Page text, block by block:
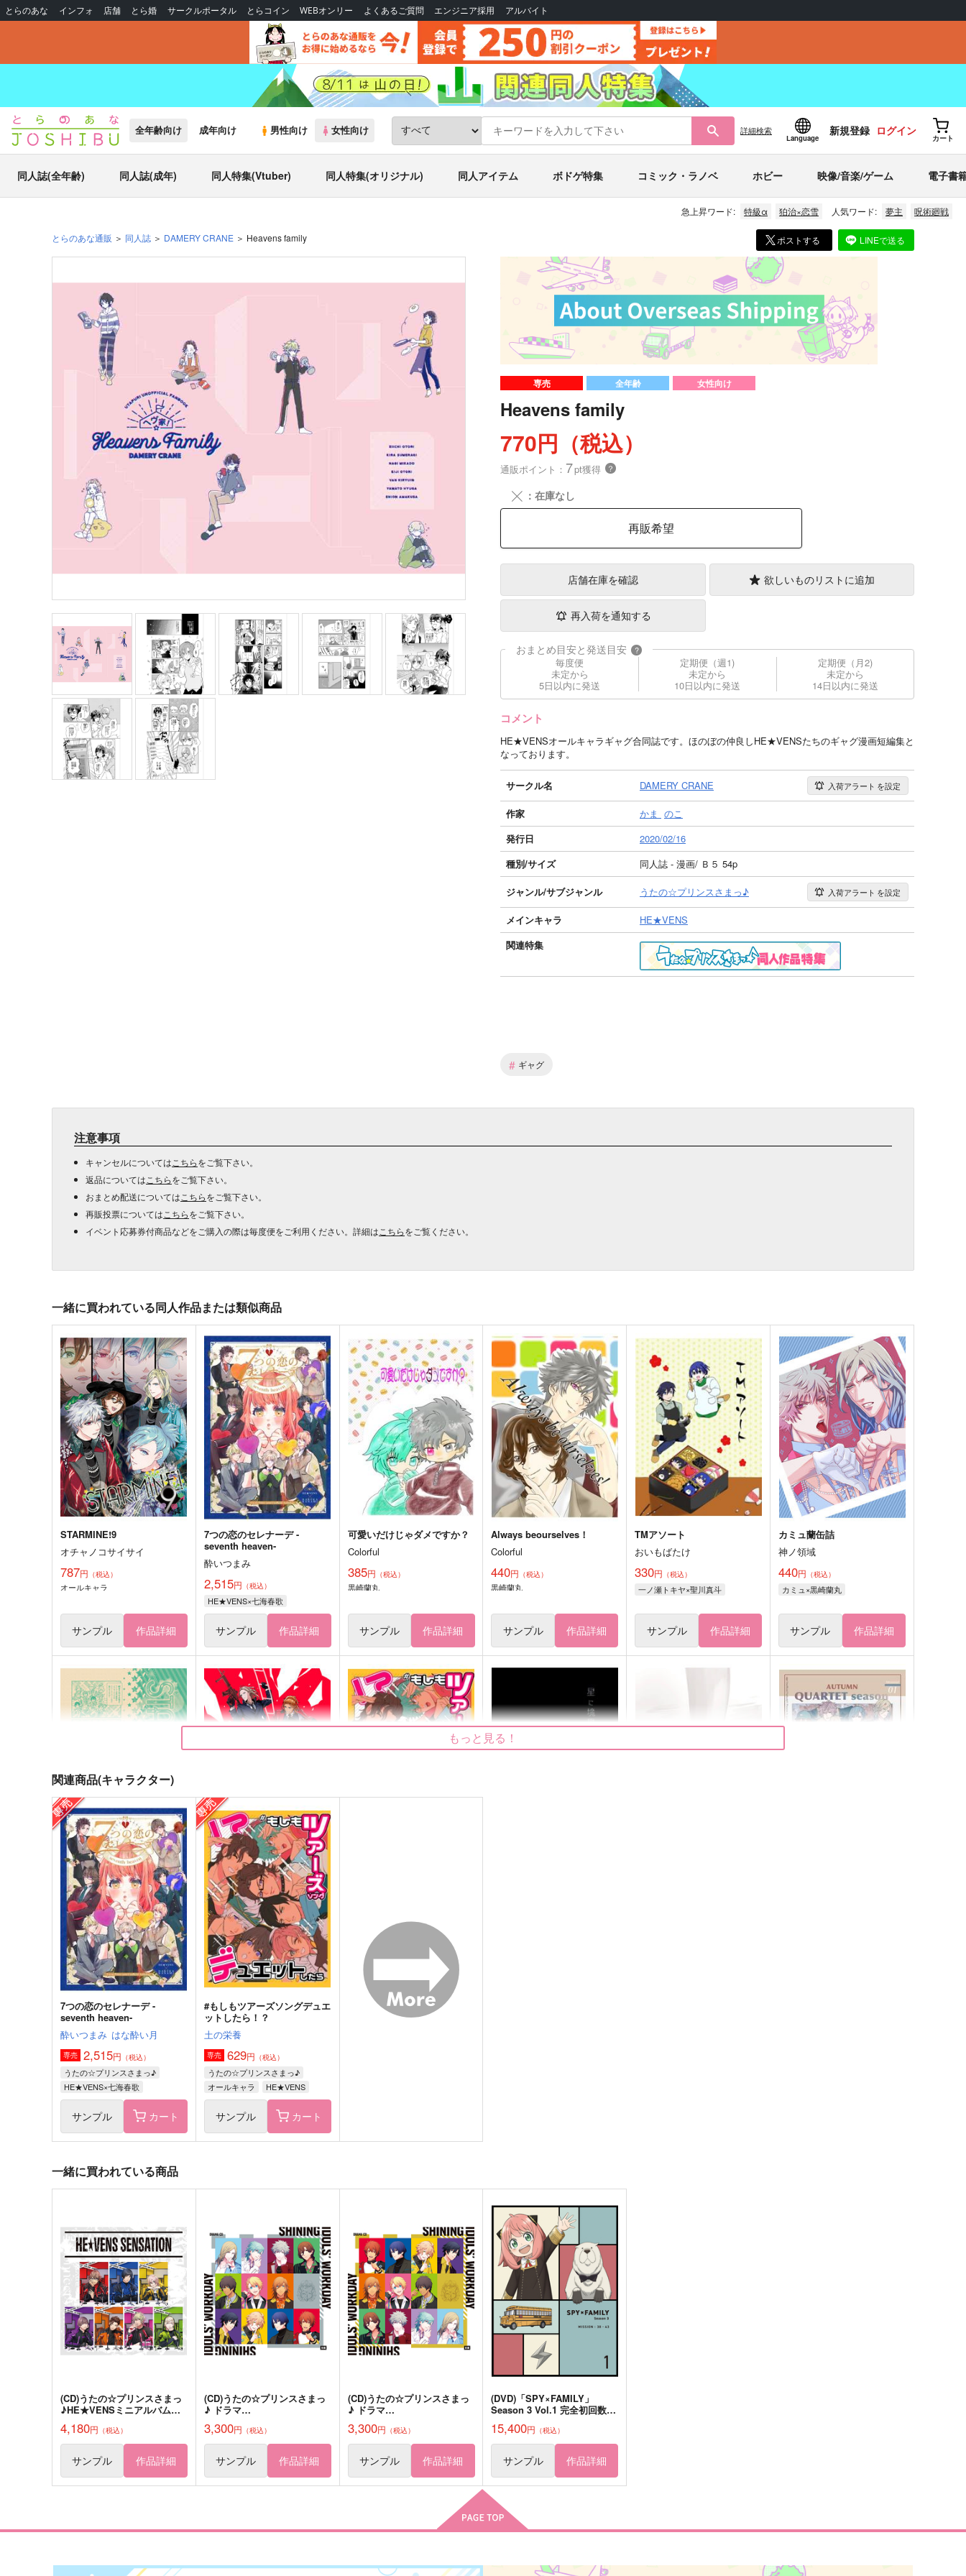
とらのあな インフォ 店舗 とら婚 サークルポータル とらコイン WEBオンリー よくあるご質問 エンジニア採用 アルバイト
全年齢向け 成年向け 男性向け 女性向け 詳細検索
Language
新規登録 ログイン
カート
同人誌(全年齢) 同人誌(成年) 同人特集(Vtuber) 同人特集(オリジナル) 同人アイテム ボドゲ特集 コミック・ラノベ ホビー 映像/音楽/ゲーム 電子書
急上昇ワード: 特級α 狛治×恋雪 人気ワード: 夢主 呪術廻戦
とらのあな通販 同人誌 DAMERY CRANE Heavens family ポストする LINEで送る
専売 全年齢 女性向け
Heavens family
770円（税込）
通販ポイント： 7pt獲得 ？
╳ ：在庫なし
再販希望
店舗在庫を確認 欲しいものリストに追加
再入荷を通知する
おまとめ目安と発送目安 ?
毎度便
未定から
5日以内に発送
定期便（週1)
未定から
10日以内に発送
定期便（月2)
未定から
14日以内に発送
コメント
HE★VENSオールキャラギャグ合同誌です。ほのぼの仲良しHE★VENSたちのギャグ漫画短編集と
なっております。
サークル名 DAMERY CRANE 入荷アラート を設定
作家 かま のこ
発行日
2020/02/16
種別/サイズ
同人誌 - 漫画/ Ｂ５ 54p
ジャンル/サブジャンル うたの☆プリンスさまっ♪ 入荷アラート を設定
メインキャラ
HE★VENS
関連特集
# ギャグ
注意事項
キャンセルについては こちらをご覧下さい。
返品については こちらをご覧下さい。
おまとめ配送については こちらをご覧下さい。
再販投票については こちらをご覧下さい。
イベント応募券付商品などをご購入の際は毎度便をご利用ください。詳細は こちらをご覧ください。
一緒に買われている同人作品または類似商品
STARMINE!9
オチャノコサイサイ
787円 （税込）
オールキャラ
サンプル 作品詳細
7つの恋のセレナーデ -
seventh heaven-
酔いつまみ
2,515円 （税込）
HE★VENS×七海春歌
サンプル 作品詳細
可愛いだけじゃダメですか？
Colorful
385円 （税込）
黒崎蘭丸
サンプル 作品詳細
Always beourselves！
Colorful
440円 （税込）
黒崎蘭丸
サンプル 作品詳細
TMアソート
おいもばたけ
330円 （税込）
一ノ瀬トキヤ×聖川真斗
サンプル 作品詳細
カミュ蘭缶詰
神ノ領域
440円 （税込）
カミュ×黒崎蘭丸
サンプル 作品詳細
STARMINE!8.5-emotion-
オチャノコサイサイ
286円（税込）
オールキャラ
サンプル 作品詳細
Joker to LOVE!
15gram
944円（税込）
神宮寺レン
サンプル 作品詳細
オールキャラ
サンプル 作品詳細
Can't deny it !
880円（税込）
カミュ×黒崎蘭丸
サンプル 作品詳細
これからのボク達
寿嶺二×美風藍
サンプル 作品詳細
ドント・ストップ・アイドル
黒崎蘭丸×寿嶺二
サンプル 作品詳細
EVER GREEN
夜野珈琲
550円（税込）
サンプル 作品詳細
もっと見る！
関連商品(キャラクター)
7つの恋のセレナーデ -
seventh heaven-
酔いつまみ はな酔い月
専売 2,515円 （税込）
うたの☆プリンスさまっ♪
HE★VENS×七海春歌
サンプル カート
#もしもツアーズソングデュエ
ットしたら！？
土の栄養
専売 629円 （税込）
うたの☆プリンスさまっ♪
オールキャラ
HE★VENS
ST☆RISH
サンプル カート
一緒に買われている商品
(CD)うたの☆プリンスさまっ
♪HE★VENSミニアルバム
4,180円 （税込）
サンプル 作品詳細
(CD)うたの☆プリンスさまっ
♪ ドラマ
DAY」後編
3,300円 （税込）
サンプル 作品詳細
(CD)うたの☆プリンスさまっ
♪ ドラマ
DAY」前編
3,300円 （税込）
サンプル 作品詳細
(DVD)「SPY×FAMILY」
Season 3 Vol.1 完全初回数量
15,400円 （税込）
サンプル 作品詳細